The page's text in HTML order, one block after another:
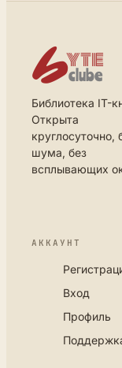
Библиотека IT-
Открыта
круглосуточно,
шума, без
всплывающих
АККАУНТ
Вход
Профиль